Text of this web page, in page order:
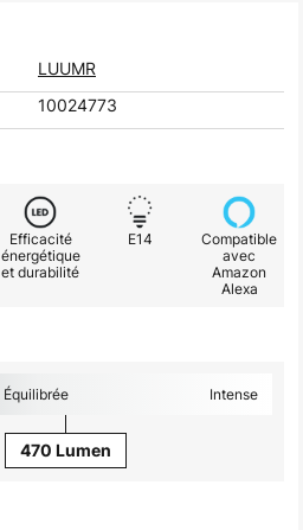
LUUMR
10024773
Efficacité
énergétique
et durabilité
E14
Compatible
avec
Amazon
Alexa
Équilibrée Intense
470 Lumen